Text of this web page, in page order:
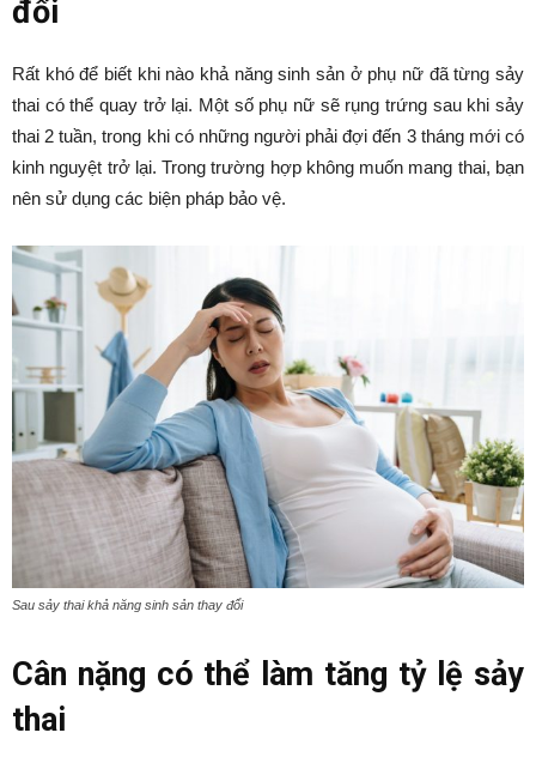
đổi
Rất khó để biết khi nào khả năng sinh sản ở phụ nữ đã từng sảy
thai có thể quay trở lại. Một số phụ nữ sẽ rụng trứng sau khi sảy
thai 2 tuần, trong khi có những người phải đợi đến 3 tháng mới có
kinh nguyệt trở lại. Trong trường hợp không muốn mang thai, bạn
nên sử dụng các biện pháp bảo vệ.
Sau sảy thai khả năng sinh sản thay đổi
Cân nặng có thể làm tăng tỷ lệ sảy
thai